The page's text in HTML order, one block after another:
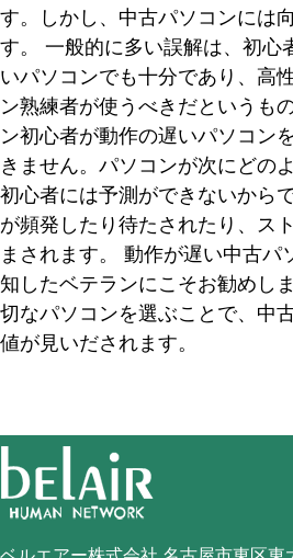
す。しかし、中古パソコンには
す。
一般的に多い誤解は、初心
いパソコンでも十分であり、高
ン熟練者が使うべきだというも
ン初心者が動作の遅いパソコン
きません。パソコンが次にどの
初心者には予測ができないから
が頻発したり待たされたり、ス
まされます。
動作が遅い中古パ
知したベテランにこそお勧めし
切なパソコンを選ぶことで、中
値が見いだされます。